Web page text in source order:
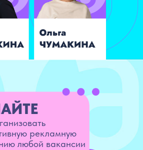
рекламную
любой вакансии